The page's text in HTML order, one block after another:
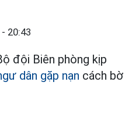
20:43
đội Biên phòng kịp
dân gặp nạn cách bờ